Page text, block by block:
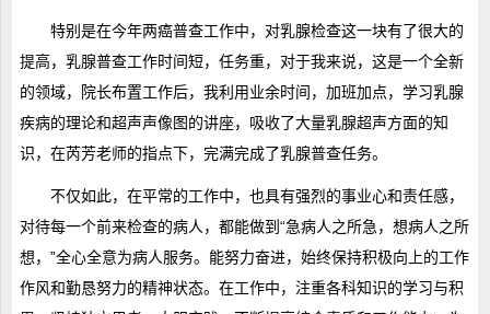
特别是在今年两癌普查工作中，对乳腺检查这一块有了很大的
提高，乳腺普查工作时间短，任务重，对于我来说，这是一个全新
的领域，院长布置工作后，我利用业余时间，加班加点，学习乳腺
疾病的理论和超声声像图的讲座，吸收了大量乳腺超声方面的知
识，在芮芳老师的指点下，完满完成了乳腺普查任务。
不仅如此，在平常的工作中，也具有强烈的事业心和责任感，
对待每一个前来检查的病人，都能做到“急病人之所急，想病人之所
想，”全心全意为病人服务。能努力奋进，始终保持积极向上的工作
作风和勤恳努力的精神状态。在工作中，注重各科知识的学习与积